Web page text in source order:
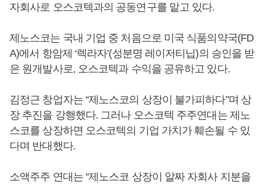
자회사로 오스코텍과의 공동연구를 맡고 있다.
제노스코는 국내 기업 중 처음으로 미국 식품의약국(FD
A)에서 항암제 ‘렉라자’(성분명 레이저티닙)의 승인을 받
은 원개발사로, 오스코텍과 수익을 공유하고 있다.
김정근 창업자는 “제노스코의 상장이 불가피하다”며 상
장 추진을 강행했다. 그러나 오스코텍 주주연대는 제노
스코를 상장하면 오스코텍의 기업 가치가 훼손될 수 있
다며 반대했다.
소액주주 연대는 “제노스코 상장이 알짜 자회사 지분을